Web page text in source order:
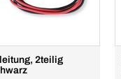
2teilig